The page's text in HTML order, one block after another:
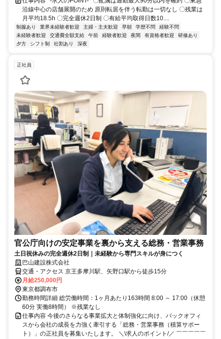
沿線中心の店舗展開のため 原則転居を伴う転勤は一切なし 〇残業は
月平均18.5h 〇完全週休2日制 〇有給平均取得日数10....
制服あり 業界未経験者歓迎 主婦・主夫歓迎 早朝 学歴不問
経験不問
未経験者歓迎
交通費全額支給 午前 経験者歓迎 夜間 有資格者歓迎
研修あり
夕方
シフト制 社割あり 深夜
正社員
官公庁向けの安定事業を裏から支える総務・営業事務
土日祝休みの完全週休2日制｜未経験から専門スキルが身につく
巴山建設株式会社
交通・アクセス 京王多摩川駅、矢野口駅から徒歩15分
月給250,000円
東京都調布市
勤務時間詳細 総労働時間：1ヶ月あたり163時間 8:00 ～ 17:00（休憩
60分 実働8時間） ※残業なし
仕事内容 今後のさらなる事業拡大と体制強化に向け、バックオフィ
スから会社の成長を力強く牽引する「総務・営業事務（積算サポー
ト）」の正社員を募集いたします。 ＼\求人のポイント/／ ￣￣￣￣￣